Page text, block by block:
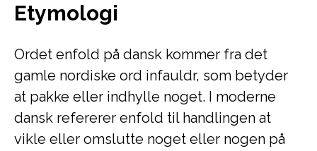
Etymologi
Ordet enfold på dansk kommer fra det
gamle nordiske ord infauldr, som betyder
at pakke eller indhylle noget. I moderne
dansk refererer enfold til handlingen at
vikle eller omslutte noget eller nogen på